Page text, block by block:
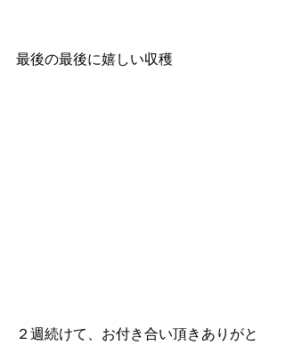
最後の最後に嬉しい収穫
２週続けて、お付き合い頂きありがと